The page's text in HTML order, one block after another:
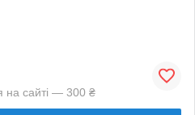
на сайті — 300 ₴